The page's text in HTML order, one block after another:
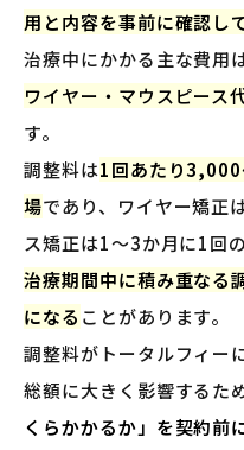
用と内容を事前に確認し
治療中にかかる主な費用
ワイヤー・マウスピース
す。
調整料は1回あたり
場であり、ワイヤー矯正
ス矯正は1〜3か月に1回
治療期間中に積み重なる
になる ことがあります。
調整料がトータルフィー
総額に大きく影響するため
くらかかるか」を契約前